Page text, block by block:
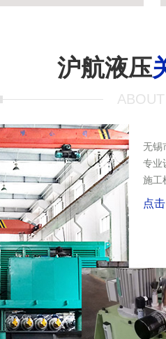
沪航液压
无锡
专业
施工
点